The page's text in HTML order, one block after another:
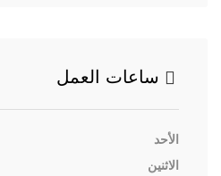
ساعات العمل
الأحد
الاثنين